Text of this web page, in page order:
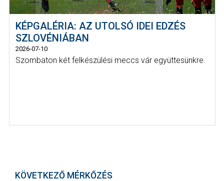
KÉPGALÉRIA: AZ UTOLSÓ IDEI EDZÉS
SZLOVÉNIÁBAN
2026-07-10
Szombaton két felkészülési meccs vár együttesünkre.
KÖVETKEZŐ MÉRKŐZÉS